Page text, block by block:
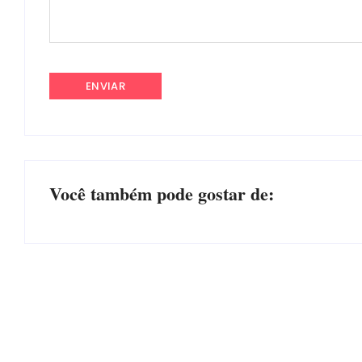
Você também pode gostar de: